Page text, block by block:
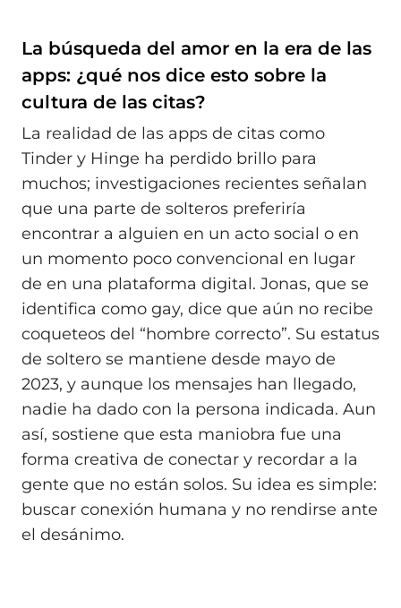
La búsqueda del amor en la era de las
apps: ¿qué nos dice esto sobre la
cultura de las citas?
La realidad de las apps de citas como
Tinder y Hinge ha perdido brillo para
muchos; investigaciones recientes señalan
que una parte de solteros preferiría
encontrar a alguien en un acto social o en
un momento poco convencional en lugar
de en una plataforma digital. Jonas, que se
identifica como gay, dice que aún no recibe
coqueteos del “hombre correcto”. Su estatus
de soltero se mantiene desde mayo de
2023, y aunque los mensajes han llegado,
nadie ha dado con la persona indicada. Aun
así, sostiene que esta maniobra fue una
forma creativa de conectar y recordar a la
gente que no están solos. Su idea es simple:
buscar conexión humana y no rendirse ante
el desánimo.